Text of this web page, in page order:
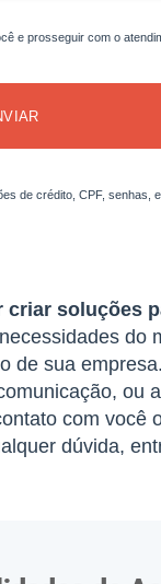
e prosseguir com o
de crédito, CPF, senhas,
soluções
de sua empresa.
ou
com você
dúvida,